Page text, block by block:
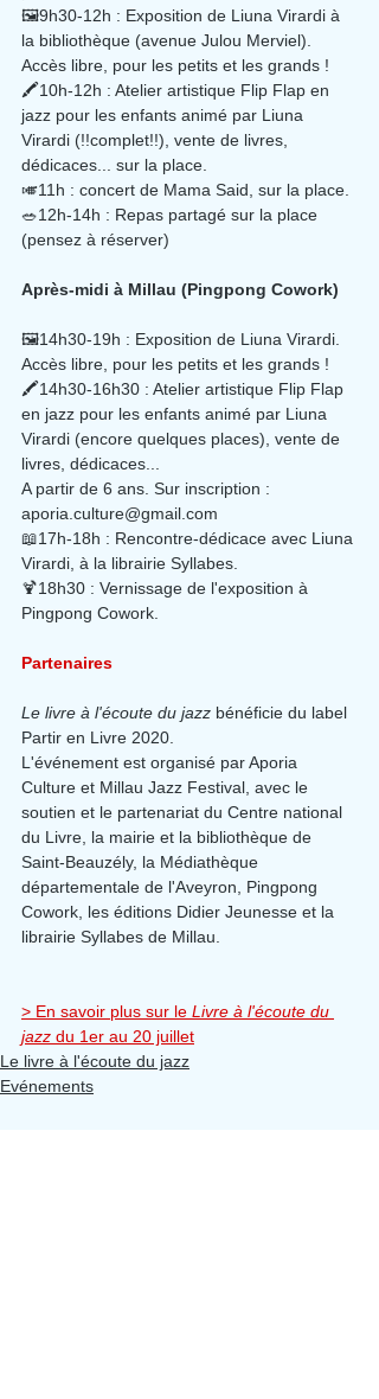
🖼9h30-12h : Exposition de Liuna Virardi à
la bibliothèque (avenue Julou Merviel).
Accès libre, pour les petits et les grands !
🖍10h-12h : Atelier artistique Flip Flap en
jazz pour les enfants animé par Liuna
Virardi (!!complet!!), vente de livres,
dédicaces... sur la place.
🎺11h : concert de Mama Said, sur la place.
🥗12h-14h : Repas partagé sur la place
(pensez à réserver)
Après-midi à Millau (Pingpong Cowork)
🖼14h30-19h : Exposition de Liuna Virardi.
Accès libre, pour les petits et les grands !
🖍14h30-16h30 : Atelier artistique Flip Flap
en jazz pour les enfants animé par Liuna
Virardi (encore quelques places), vente de
livres, dédicaces...
A partir de 6 ans. Sur inscription :
aporia.culture@gmail.com
📖17h-18h : Rencontre-dédicace avec Liuna
Virardi, à la librairie Syllabes.
🍹18h30 : Vernissage de l'exposition à
Pingpong Cowork.
Partenaires
Le livre à l'écoute du jazz bénéficie du label
Partir en Livre 2020.
L'événement est organisé par Aporia
Culture et Millau Jazz Festival, avec le
soutien et le partenariat du Centre national
du Livre, la mairie et la bibliothèque de
Saint-Beauzély, la Médiathèque
départementale de l'Aveyron, Pingpong
Cowork, les éditions Didier Jeunesse et la
librairie Syllabes de Millau.
> En savoir plus sur le Livre à l'écoute du
jazz du 1er au 20 juillet
Le livre à l'écoute du jazz
Evénements